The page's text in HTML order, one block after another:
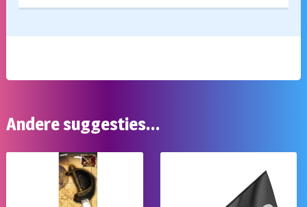
Andere suggesties…